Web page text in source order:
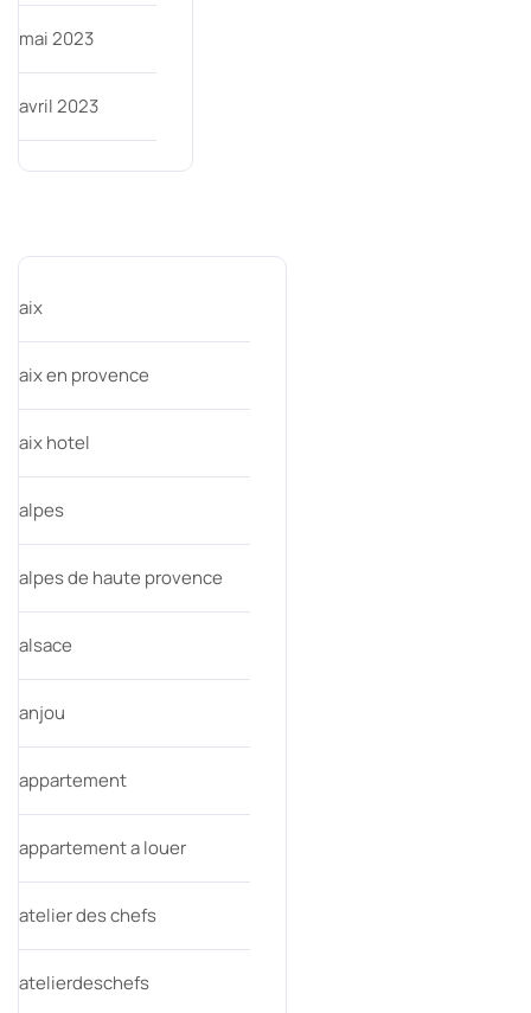
mai 2023
avril 2023
aix
aix en provence
aix hotel
alpes
alpes de haute provence
alsace
anjou
appartement
appartement a louer
atelier des chefs
atelierdeschefs